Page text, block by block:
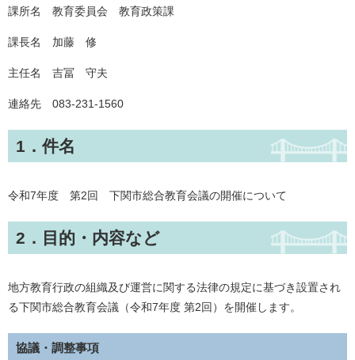
課所名 教育委員会 教育政策課
課長名 加藤 修
主任名 吉冨 守夫
連絡先 083-231-1560
1．件名
令和7年度 第2回 下関市総合教育会議の開催について
2．目的・内容など
地方教育行政の組織及び運営に関する法律の規定に基づき設置され
る下関市総合教育会議（令和7年度 第2回）を開催します。
協議・調整事項